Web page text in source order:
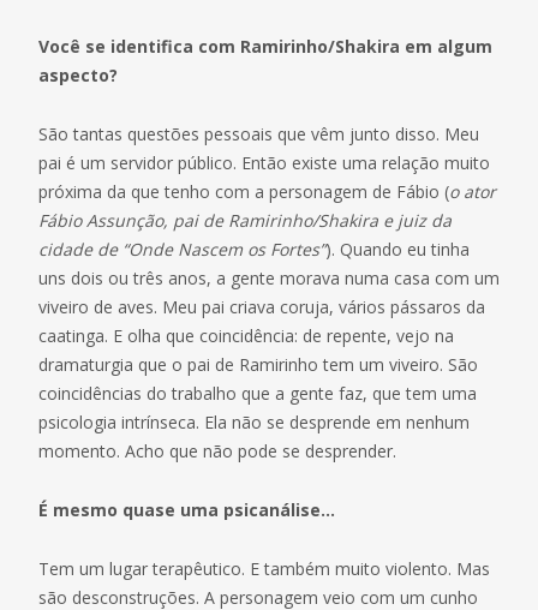
Você se identifica com Ramirinho/Shakira em algum
aspecto?
São tantas questões pessoais que vêm junto disso. Meu
pai é um servidor público. Então existe uma relação muito
próxima da que tenho com a personagem de Fábio (o ator
Fábio Assunção, pai de Ramirinho/Shakira e juiz da
cidade de “Onde Nascem os Fortes”). Quando eu tinha
uns dois ou três anos, a gente morava numa casa com um
viveiro de aves. Meu pai criava coruja, vários pássaros da
caatinga. E olha que coincidência: de repente, vejo na
dramaturgia que o pai de Ramirinho tem um viveiro. São
coincidências do trabalho que a gente faz, que tem uma
psicologia intrínseca. Ela não se desprende em nenhum
momento. Acho que não pode se desprender.
É mesmo quase uma psicanálise…
Tem um lugar terapêutico. E também muito violento. Mas
são desconstruções. A personagem veio com um cunho